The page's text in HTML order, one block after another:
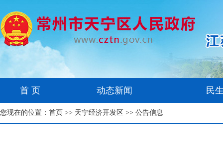
首 页 动态新闻 民
您现在的位置： 首页 >> 天宁经济开发区 >> 公告信息